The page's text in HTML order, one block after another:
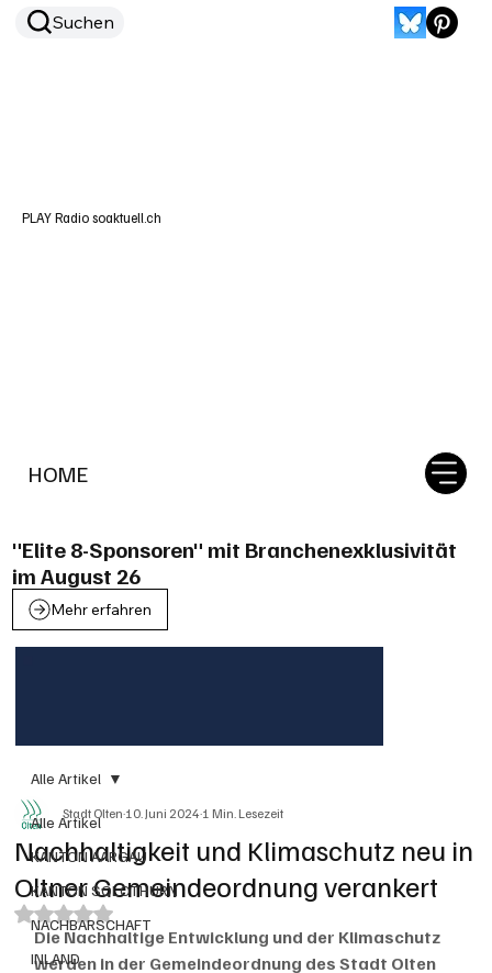
HOME
Suchen
PLAY Radio soaktuell.ch
"Elite 8-Sponsoren" mit Branchenexklusivität
im August 26
Mehr erfahren
Alle Artikel
KANTON AARGAU
KANTON SOLOTHURN
NACHBARSCHAFT
INLAND
Alle Artikel
Nachhaltigkeit und Klimaschutz neu in
Oltner Gemeindeordnung verankert
Stadt Olten10. Juni 20241 Min. Lesezeit
Mit NaN von 5 Sternen bewertet.
Die Nachhaltige Entwicklung und der Klimaschutz
werden in der Gemeindeordnung des Stadt Olten